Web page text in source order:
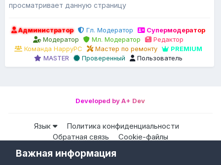
просматривает данную страницу
Администратор Гл. Модератор
Супермодератор
Модератор
Мл. Модератор
Редактор
Команда HappyPC
Мастер по ремонту
PREMIUM
MASTER
Проверенный Пользователь
Developed by A+ Dev
Язык
Политика конфиденциальности
Обратная связь
Cookie-файлы
Важная информация